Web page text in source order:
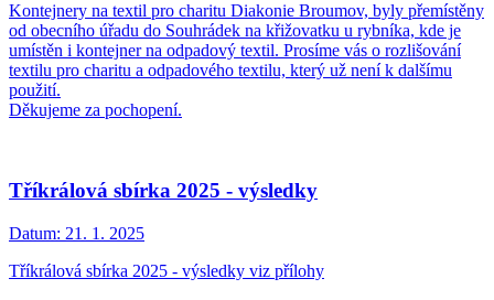
Kontejnery na textil pro charitu Diakonie Broumov, byly přemístěny
od obecního úřadu do Souhrádek na křižovatku u rybníka, kde je
umístěn i kontejner na odpadový textil. Prosíme vás o rozlišování
textilu pro charitu a odpadového textilu, který už není k dalšímu
použití.
Děkujeme za pochopení.
Tříkrálová sbírka 2025 - výsledky
Datum: 21. 1. 2025
Tříkrálová sbírka 2025 - výsledky viz přílohy